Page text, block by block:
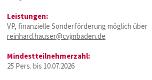
Leistungen:
VP, finanzielle Sonderförderung möglich über
reinhard.hauser@cvjmbaden.de
Mindestteilnehmerzahl:
25 Pers. bis 10.07.2026